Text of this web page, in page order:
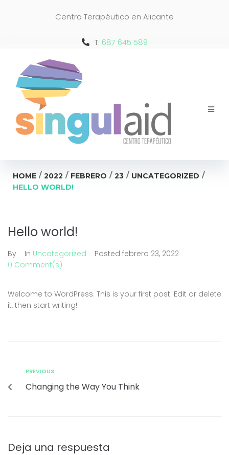
Centro Terapéutico en Alicante
T: 687 645 589
HOME / 2022 / FEBRERO / 23 / UNCATEGORIZED /
HELLO WORLD!
Hello world!
By In Uncategorized Posted febrero 23, 2022
0 Comment(s)
Welcome to WordPress. This is your first post. Edit or delete
it, then start writing!
PREVIOUS
Changing the Way You Think
Deja una respuesta